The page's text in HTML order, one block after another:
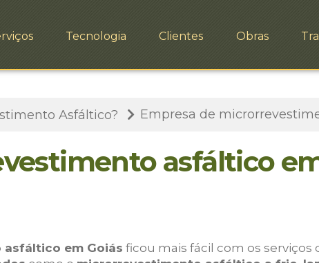
Tecnologia Clientes Obras
Asfáltico? Empresa de
asfáltico
em Goiás ficou mais fácil com os serviços